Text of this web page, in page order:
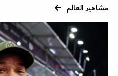
مشاهير العالم